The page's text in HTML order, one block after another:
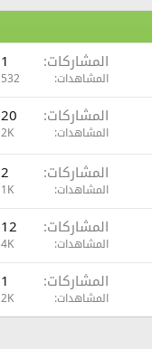
المشاركات 1
المشاهدات 532
المشاركات 20
المشاهدات 2K
المشاركات 2
المشاهدات 1K
المشاركات 12
المشاهدات 4K
المشاركات 1
المشاهدات 2K